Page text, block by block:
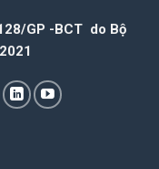
GP -BCT do Bộ